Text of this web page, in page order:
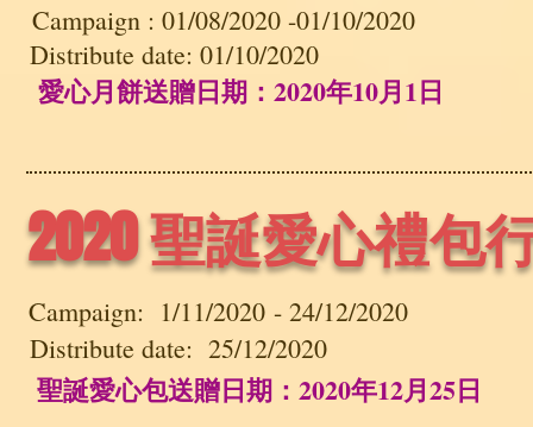
Campaign : 01/08/2020 -01/10/2020
Distribute date: 01/10/2020
愛心月餅送贈日期：2020年10月1日
2020 聖誕愛心禮包
Campaign: 1/11/2020 - 24/12/2020
Distribute date: 25/12/2020
聖誕愛心包送贈日期：2020年12月25日